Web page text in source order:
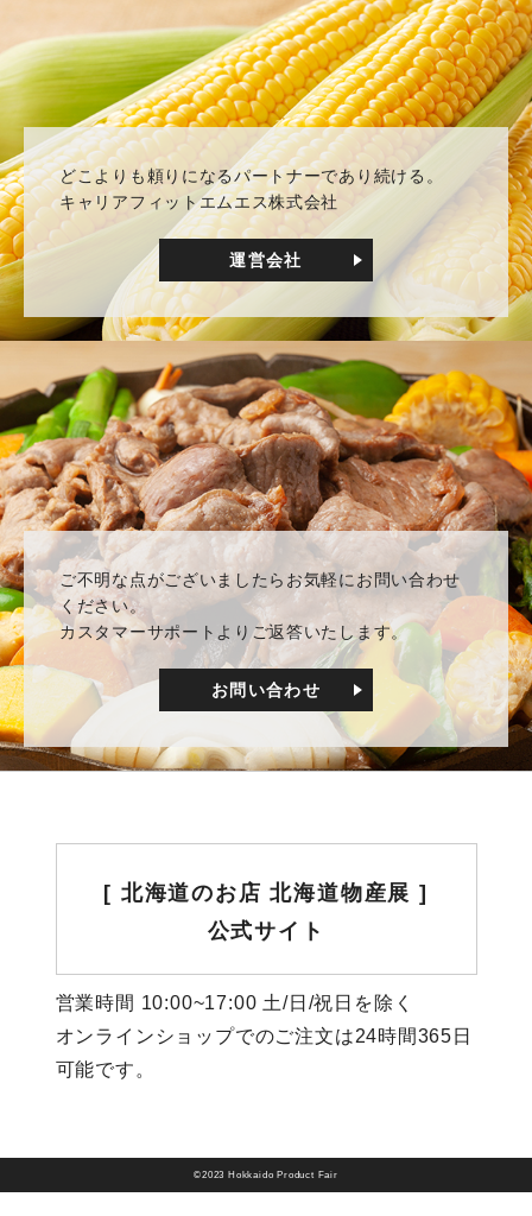
どこよりも頼りになるパートナーであり続ける。
キャリアフィットエムエス株式会社
運営会社
ご不明な点がございましたらお気軽にお問い合わせ
ください。
カスタマーサポートよりご返答いたします。
お問い合わせ
[ 北海道のお店 北海道物産展 ]
公式サイト
営業時間 10:00~17:00 土/日/祝日を除く
オンラインショップでのご注文は24時間365日
可能です。
©2023 Hokkaido Product Fair